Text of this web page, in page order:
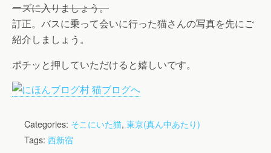
ーズに入りましょう。
訂正。バスに乗って会いに行った猫さんの写真を先にご
紹介しましょう。
ポチッと押していただけると嬉しいです。
Categories: そこにいた猫, 東京(真ん中あたり)
Tags: 西新宿